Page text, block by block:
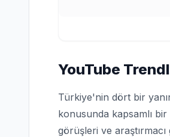
YouTube
Türkiye'nin dört bir
konusunda kapsamlı
görüşleri ve